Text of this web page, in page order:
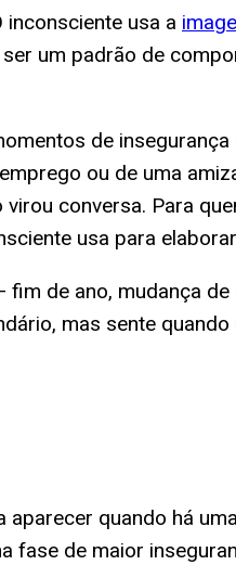
usa a
um padrão de
de
ou de uma
conversa. Para
usa para
de ano, mudança
mas sente
quando há
de maior